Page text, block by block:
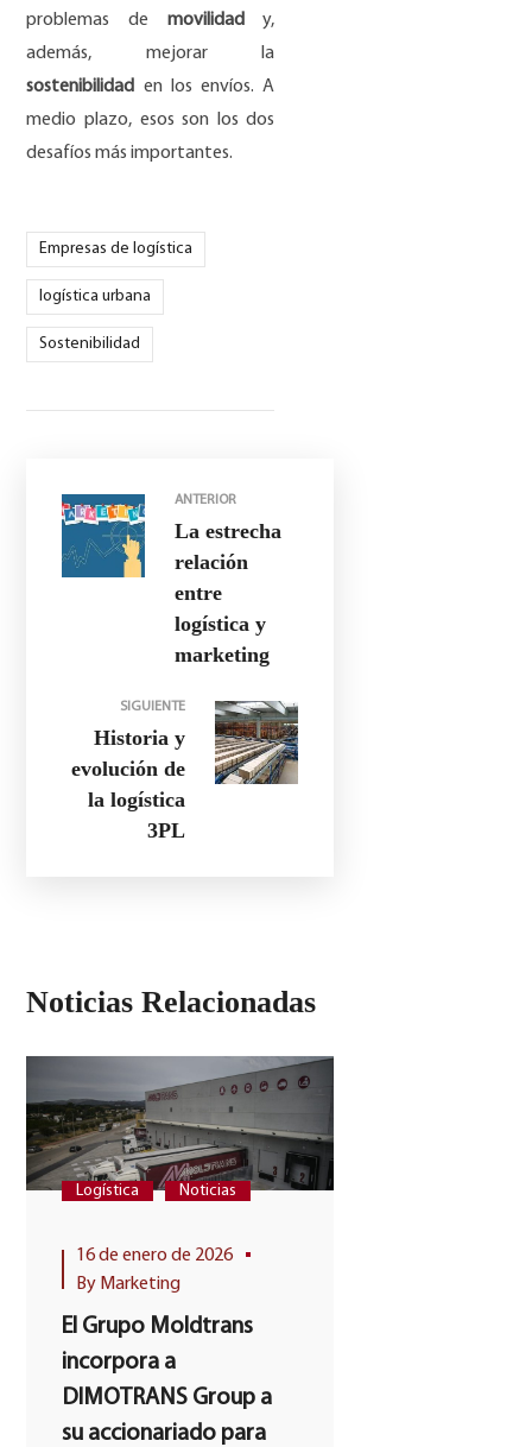
problemas de movilidady,
además, mejorar la
sostenibilidad
en los envíos. A
medio plazo, esos son los dos
desafíos más importantes.
Empresas de logística
logística urbana
Sostenibilidad
ANTERIOR
La estrecha
relación
entre
logística y
marketing
SIGUIENTE
Historia y
evolución de
la logística
3PL
Noticias Relacionadas
Logística Noticias
16 de enero de 2026
By Marketing
El Grupo Moldtrans
incorpora a
DIMOTRANS Group a
su accionariado para